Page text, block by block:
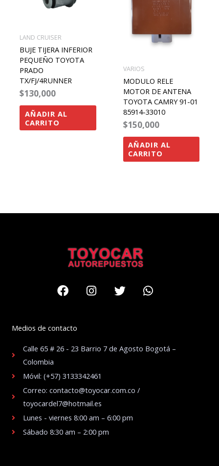
LAND CRUISER
BUJE TIJERA INFERIOR
PEQUEÑO TOYOTA
PRADO
TX/FJ/4RUNNER
$130,000
AÑADIR AL
CARRITO
VARIOS
MODULO RELE
MOTOR DE ANTENA
TOYOTA CAMRY 91-01
85914-33010
$150,000
AÑADIR AL
CARRITO
FacebookInstagram
TwitterWhatsapp
Medios de contacto
Calle 65 # 26 - 23 Barrio 7 de Agosto Bogotá –
Colombia
Móvil: (+57) 3133342461
Correo: contacto@toyocar.com.co /
toyocardel7@hotmail.es
Lunes - viernes 8:00 am – 6:00 pm
Sábado 8:30 am – 2:00 pm